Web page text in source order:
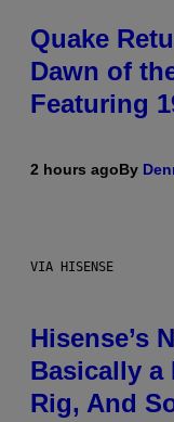
Quake
Dawn of
Featuring
2 hours agoBy
VIA HISENSE
Hisense’s
Basically a
Rig, And